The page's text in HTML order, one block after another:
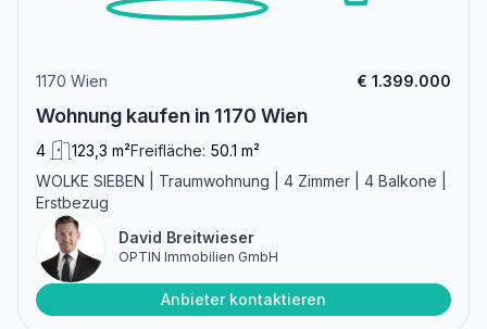
1170 Wien € 1.399.000
Wohnung kaufen in 1170 Wien
4 123,3 m²Freifläche: 50.1 m²
WOLKE SIEBEN | Traumwohnung | 4 Zimmer | 4 Balkone |
Erstbezug
David Breitwieser
OPTIN Immobilien GmbH
Anbieter kontaktieren